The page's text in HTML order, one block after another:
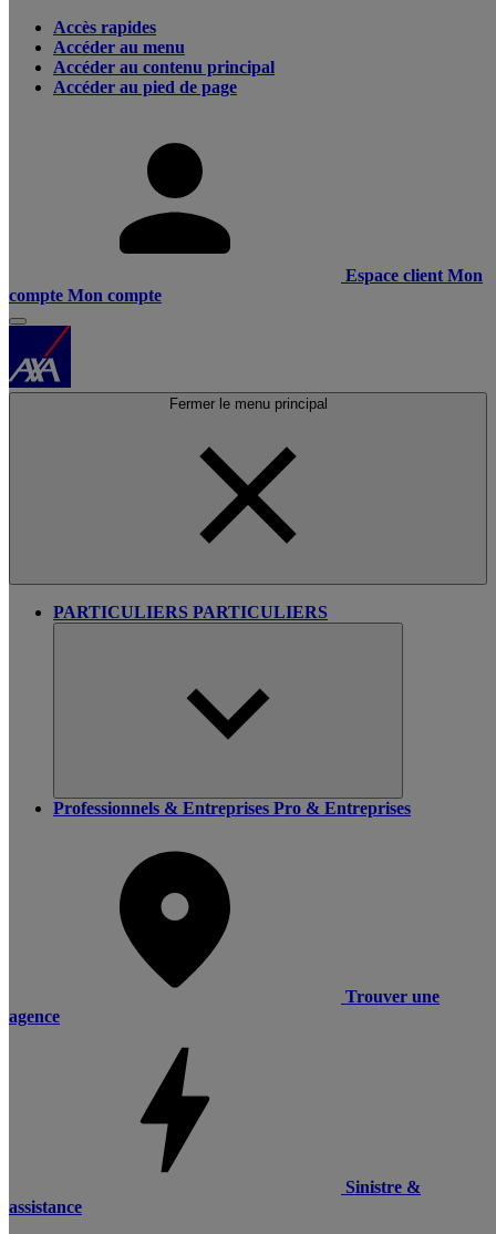
Accès rapides
Accéder au menu
Accéder au contenu principal
Accéder au pied de page
Espace client Mon
compte Mon compte
Fermer le menu principal
PARTICULIERS PARTICULIERS
Professionnels & Entreprises Pro & Entreprises
Trouver une
agence
Sinistre &
assistance